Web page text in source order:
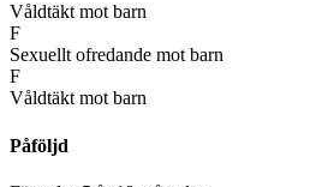
Våldtäkt mot barn
F
Sexuellt ofredande mot barn
F
Våldtäkt mot barn
Påföljd